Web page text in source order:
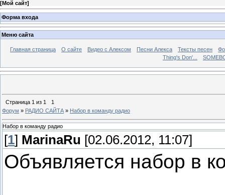
[Мой сайт]
Форма входа
Меню сайта
Главная страница О сайте Видео с Алексом Песни Алекса Тексты песен
Thing's Don'...
Страница 1 из 1
1
Форум » РАДИО САЙТА » Набор в команду радио
Набор в команду радио
[1] MarinaRu [02.06.2012, 11:07]
Объявляется набор в